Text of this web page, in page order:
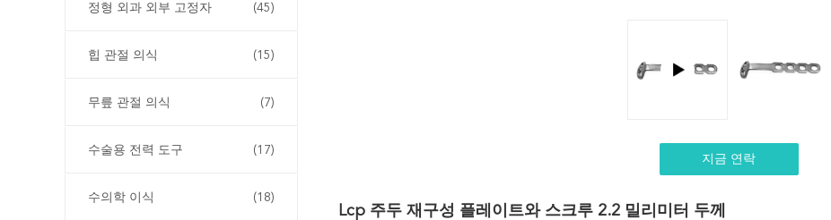
정형 외과 외부 고정자 (45)
힙 관절 의식 (15)
무릎 관절 의식 (7)
수술용 전력 도구 (17)
수의학 이식 (18)
지금 연락
Lcp 주두 재구성 플레이트와 스크루 2.2 밀리미터 두께